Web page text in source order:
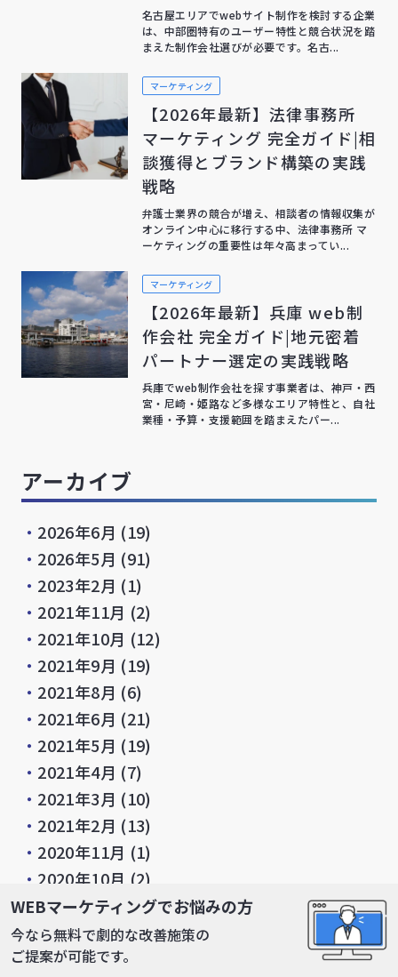
名古屋エリアでwebサイト制作を検討する企業
は、中部圏特有のユーザー特性と競合状況を踏
まえた制作会社選びが必要です。名古...
マーケティング
【2026年最新】法律事務所
マーケティング 完全ガイド|相
談獲得とブランド構築の実践
戦略
弁護士業界の競合が増え、相談者の情報収集が
オンライン中心に移行する中、法律事務所 マ
ーケティングの重要性は年々高まってい...
マーケティング
【2026年最新】兵庫 web制
作会社 完全ガイド|地元密着
パートナー選定の実践戦略
兵庫でweb制作会社を探す事業者は、神戸・西
宮・尼崎・姫路など多様なエリア特性と、自社
業種・予算・支援範囲を踏まえたパー...
アーカイブ
・ 2026年6月 (19)
・ 2026年5月 (91)
・ 2023年2月 (1)
・ 2021年11月 (2)
・ 2021年10月 (12)
・ 2021年9月 (19)
・ 2021年8月 (6)
・ 2021年6月 (21)
・ 2021年5月 (19)
・ 2021年4月 (7)
・ 2021年3月 (10)
・ 2021年2月 (13)
・ 2020年11月 (1)
・ 2020年10月 (2)
・2020年9月(1)
・2020年4月(2)
WEBマーケティングでお悩みの方
今なら無料で劇的な改善施策の
ご提案が可能です。